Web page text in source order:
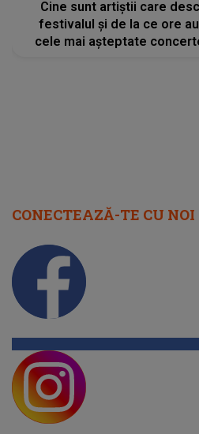
Cine sunt artiștii care
festivalul și de la ce ore
cele mai așteptate
CONECTEAZĂ-TE CU NOI